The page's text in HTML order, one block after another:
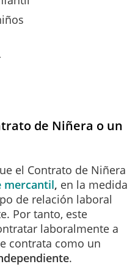
de Niñera o un
el Contrato de Niñera
mercantil, en la medida
de relación laboral
Por tanto, este
laboralmente a
contrata como un
.